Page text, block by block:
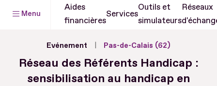
Menu
Aides
financières
Services
Outils et
simulateurs
Réseaux
Evénement Pas-de-Calais (62)
Réseau des Référents Handicap :
sensibilisation au handicap en